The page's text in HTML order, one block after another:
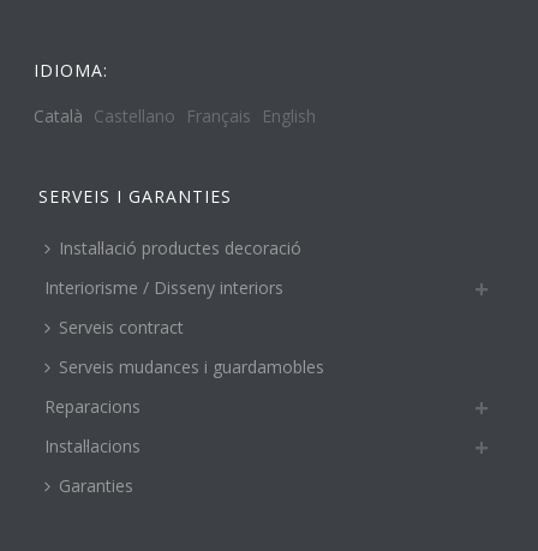
IDIOMA:
Català Castellano Français English
SERVEIS I GARANTIES
Instal·lació productes decoració
Interiorisme / Disseny interiors
Serveis contract
Serveis mudances i guardamobles
Reparacions
Instal·lacions
Garanties